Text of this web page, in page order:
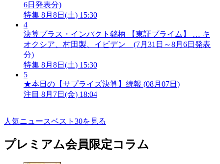
6日発表分)
特集 8月8日(土) 15:30
4
決算プラス・インパクト銘柄 【東証プライム】 … キ
オクシア、村田製、イビデン (7月31日～8月6日発表
分)
特集 8月8日(土) 15:30
5
★本日の【サプライズ決算】続報 (08月07日)
注目 8月7日(金) 18:04
人気ニュースベスト30を見る
プレミアム会員限定コラム